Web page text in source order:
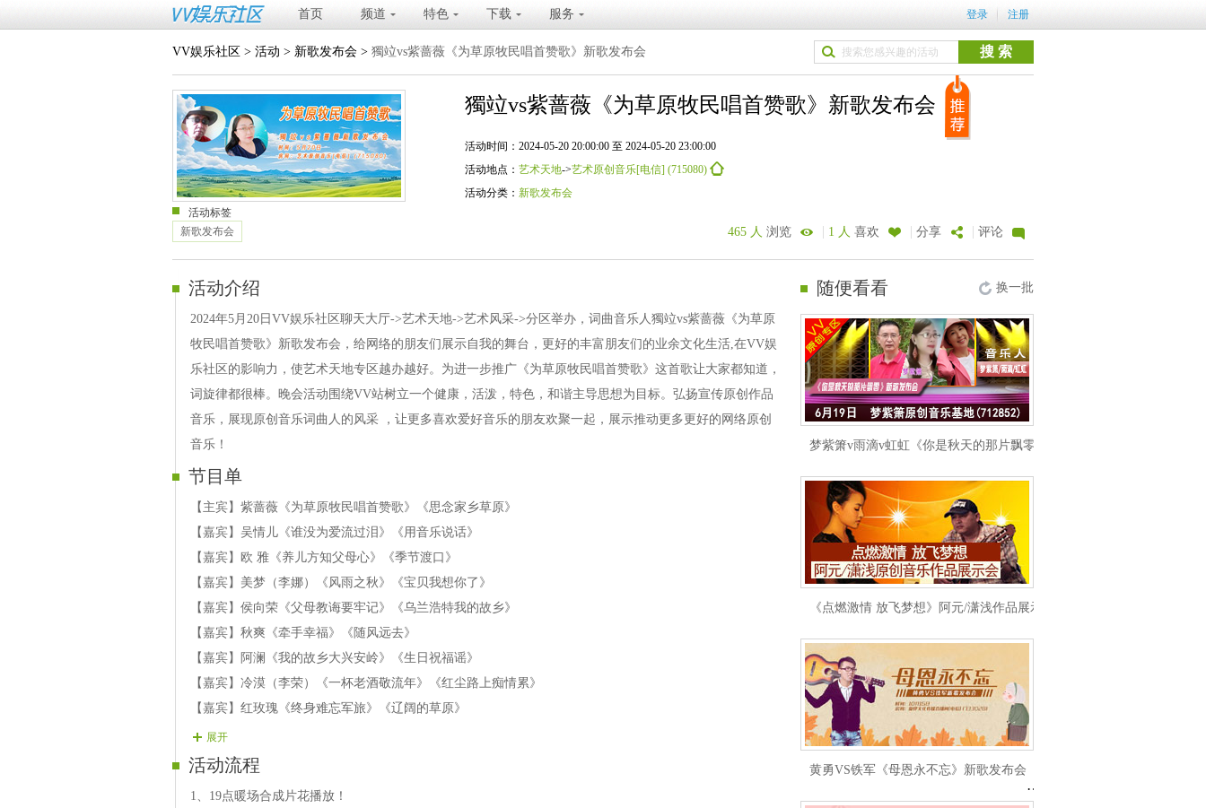
首页 频道 特色 下载 服务 登录 注册
VV娱乐社区 > 活动 > 新歌发布会 > 獨竝vs紫蔷薇《为草原牧民唱首赞歌》新歌发布会
獨竝vs紫蔷薇《为草原牧民唱首赞歌》新歌发布会
活动时间：2024-05-20 20:00:00 至 2024-05-20 23:00:00
活动地点： 艺术天地->艺术原创音乐[电信] (715080)
活动分类： 新歌发布会
活动标签
新歌发布会
465 人 浏览 | 1 人 喜欢 | 分享 | 评论
活动介绍
2024年5月20日VV娱乐社区聊天大厅->艺术天地->艺术风采->分区举办，词曲音乐人獨竝vs紫蔷薇《为草原
牧民唱首赞歌》新歌发布会，给网络的朋友们展示自我的舞台，更好的丰富朋友们的业余文化生活,在VV娱
乐社区的影响力，使艺术天地专区越办越好。为进一步推广《为草原牧民唱首赞歌》这首歌让大家都知道，
词旋律都很棒。晚会活动围绕VV站树立一个健康，活泼，特色，和谐主导思想为目标。弘扬宣传原创作品
音乐，展现原创音乐词曲人的风采 ，让更多喜欢爱好音乐的朋友欢聚一起，展示推动更多更好的网络原创
音乐！
节目单
【主宾】紫蔷薇《为草原牧民唱首赞歌》《思念家乡草原》
【嘉宾】吴情儿《谁没为爱流过泪》《用音乐说话》
【嘉宾】欧 雅《养儿方知父母心》《季节渡口》
【嘉宾】美梦（李娜）《风雨之秋》《宝贝我想你了》
【嘉宾】侯向荣《父母教诲要牢记》《乌兰浩特我的故乡》
【嘉宾】秋爽《牵手幸福》《随风远去》
【嘉宾】阿澜《我的故乡大兴安岭》《生日祝福谣》
【嘉宾】冷漠（李荣）《一杯老酒敬流年》《红尘路上痴情累》
【嘉宾】红玫瑰《终身难忘军旅》《辽阔的草原》
【嘉宾】东方明珠《军旅生涯》《中华吉祥年》
【嘉宾】蓝紫《笑谈人间情》《刀郎故里》
展开
活动流程
1、19点暖场合成片花播放！
随便看看 换一批
梦紫箫v雨滴v虹虹《你是秋天的那片飘零》新歌发布会
《点燃激情 放飞梦想》阿元/潇浅作品展示会
黄勇VS铁军《母恩永不忘》新歌发布会